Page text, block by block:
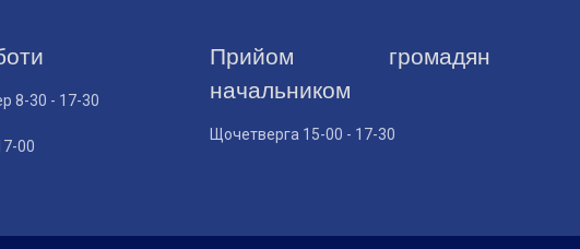
8-30 - 17-30
00
Прийом громадян
начальником
Щочетверга 15-00 - 17-30